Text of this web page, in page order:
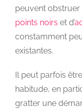
peuvent obstruer
points noirs et d’
constamment
existantes.
Il peut parfois
habitude, en
gratter une